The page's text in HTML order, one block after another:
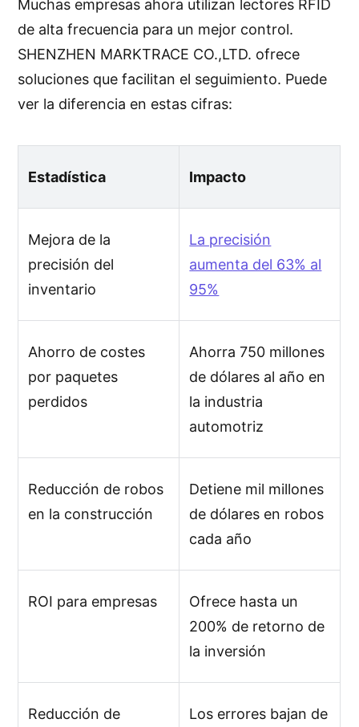
Muchas empresas ahora utilizan lectores RFID
de alta frecuencia para un mejor control.
SHENZHEN MARKTRACE CO.,LTD. ofrece
soluciones que facilitan el seguimiento. Puede
ver la diferencia en estas cifras:
Estadística Impacto
Mejora de la
precisión del
inventario
La precisión
aumenta del 63% al
95%
Ahorro de costes
por paquetes
perdidos
Ahorra 750 millones
de dólares al año en
la industria
automotriz
Reducción de robos
en la construcción
Detiene mil millones
de dólares en robos
cada año
ROI para empresas
Ofrece hasta un
200% de retorno de
la inversión
Reducción de
Los errores bajan de